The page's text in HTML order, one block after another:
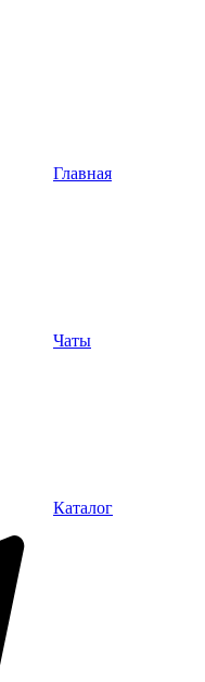
Главная
Чаты
Каталог